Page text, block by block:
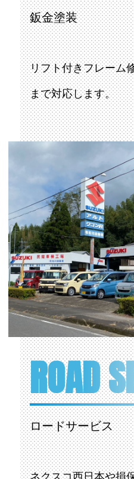
鈑金塗装
リフト付きフレーム
まで対応します。
ROAD
ロードサービス
ネクスコ西日本や損